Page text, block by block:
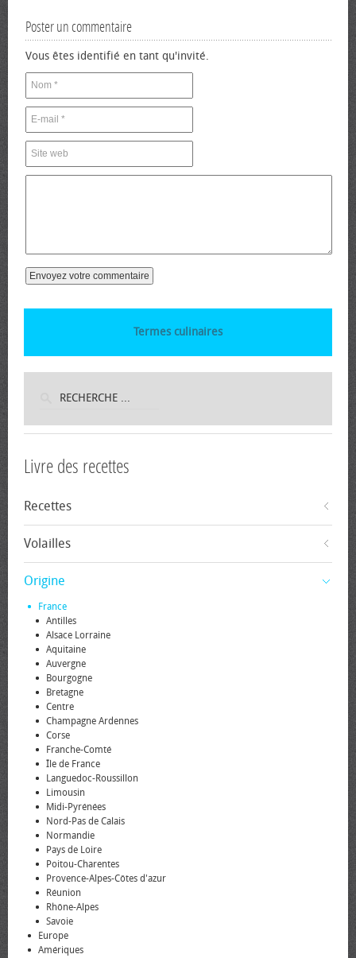
Poster un commentaire
Vous êtes identifié en tant qu'invité.
Termes culinaires
Livre des recettes
Recettes
Volailles
Origine
France
Antilles
Alsace Lorraine
Aquitaine
Auvergne
Bourgogne
Bretagne
Centre
Champagne Ardennes
Corse
Franche-Comté
Île de France
Languedoc-Roussillon
Limousin
Midi-Pyrénées
Nord-Pas de Calais
Normandie
Pays de Loire
Poitou-Charentes
Provence-Alpes-Côtes d'azur
Réunion
Rhône-Alpes
Savoie
Europe
Amériques